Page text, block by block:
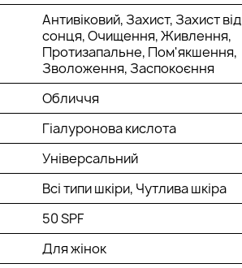
Антивіковий, Захист, Захист від
сонця, Очищення, Живлення,
Протизапальне, Пом'якшення,
Зволоження, Заспокоєння
Обличчя
Гіалуронова кислота
Універсальний
Всі типи шкіри, Чутлива шкіра
50 SPF
Для жінок